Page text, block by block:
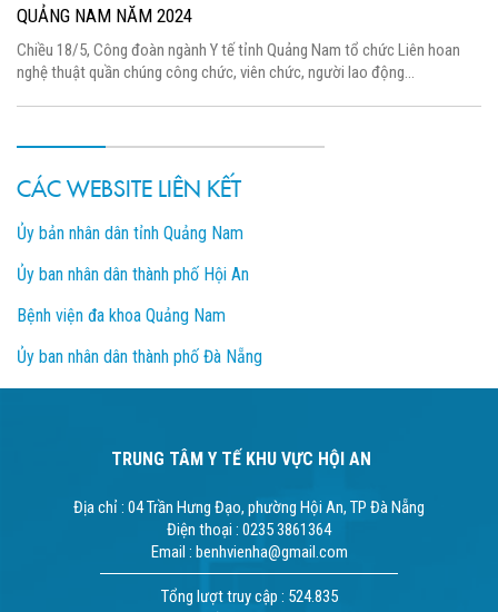
QUẢNG NAM NĂM 2024
Chiều 18/5, Công đoàn ngành Y tế tỉnh Quảng Nam tổ chức Liên hoan
nghệ thuật quần chúng công chức, viên chức, người lao động...
CÁC WEBSITE LIÊN KẾT
Ủy bản nhân dân tỉnh Quảng Nam
Ủy ban nhân dân thành phố Hội An
Bệnh viện đa khoa Quảng Nam
Ủy ban nhân dân thành phố Đà Nẵng
TRUNG TÂM Y TẾ KHU VỰC HỘI AN
Địa chỉ : 04 Trần Hưng Đạo, phường Hội An, TP Đà Nẵng
Điện thoại : 0235 3861364
Email : benhvienha@gmail.com
Tổng lượt truy cập : 524.835